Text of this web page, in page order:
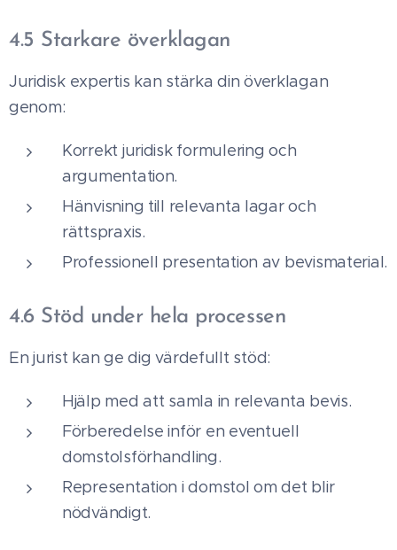
4.5 Starkare överklagan
Juridisk expertis kan stärka din överklagan
genom:
Korrekt juridisk formulering och
argumentation.
Hänvisning till relevanta lagar och
rättspraxis.
Professionell presentation av bevismaterial.
4.6 Stöd under hela processen
En jurist kan ge dig värdefullt stöd:
Hjälp med att samla in relevanta bevis.
Förberedelse inför en eventuell
domstolsförhandling.
Representation i domstol om det blir
nödvändigt.